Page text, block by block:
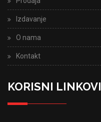
Izdavanje
O nama
Kontakt
KORISNI LINKOVI